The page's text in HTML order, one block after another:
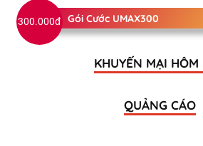
300.000đ Gói Cước UMAX300
KHUYẾN MẠI HÔM
QUẢNG CÁO